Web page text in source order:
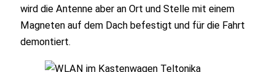
wird die Antenne aber an Ort und Stelle mit einem
Magneten auf dem Dach befestigt und für die Fahrt
demontiert.